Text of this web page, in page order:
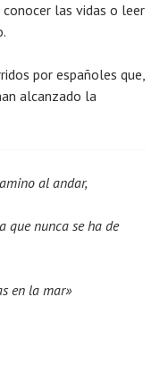
las vidas o leer
por españoles que,
alcanzado la
al andar,
que nunca se ha de
en la mar»